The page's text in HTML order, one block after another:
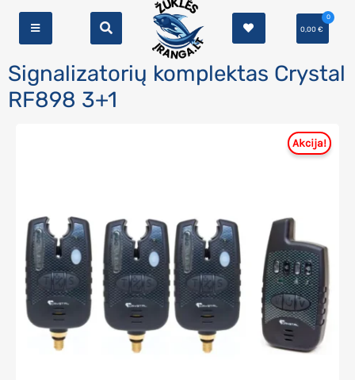
0,00€
0
Signalizatorių komplektas Crystal
RF898 3+1